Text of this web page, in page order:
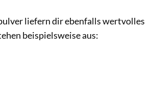
liefern dir ebenfalls wertvolles
beispielsweise aus: